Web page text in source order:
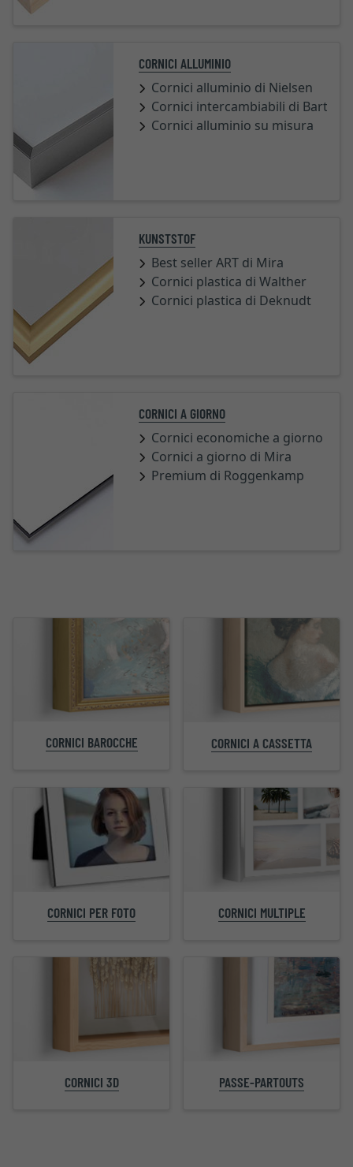
CORNICI ALLUMINIO
Cornici alluminio di Nielsen
Cornici intercambiabili di Barth
Cornici alluminio su misura
KUNSTSTOF
Best seller ART di Mira
Cornici plastica di Walther
Cornici plastica di Deknudt
CORNICI A GIORNO
Cornici economiche a giorno
Cornici a giorno di Mira
Premium di Roggenkamp
CORNICI BAROCCHE CORNICI A CASSETTA
CORNICI PER FOTO CORNICI MULTIPLE
CORNICI 3D PASSE-PARTOUTS